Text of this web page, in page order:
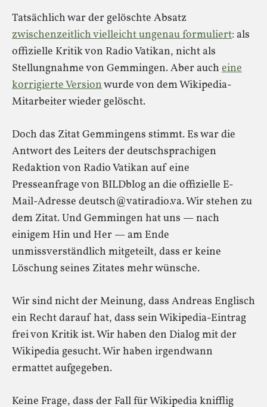
Tatsächlich war der gelöschte Absatz
zwischenzeitlich vielleicht ungenau formuliert: als
offizielle Kritik von Radio Vatikan, nicht als
Stellungnahme von Gemmingen. Aber auch eine
korrigierte Versionwurde von dem Wikipedia-
Mitarbeiter wieder gelöscht.
Doch das Zitat Gemmingens stimmt. Es war die
Antwort des Leiters der deutschsprachigen
Redaktion von Radio Vatikan auf eine
Presseanfrage von BILDblog an die offizielle E-
Mail-Adresse deutsch@vatiradio.va. Wir stehen zu
dem Zitat. Und Gemmingen hat uns — nach
einigem Hin und Her — am Ende
unmissverständlich mitgeteilt, dass er keine
Löschung seines Zitates mehr wünsche.
Wir sind nicht der Meinung, dass Andreas Englisch
ein Recht darauf hat, dass sein Wikipedia-Eintrag
frei von Kritik ist. Wir haben den Dialog mit der
Wikipedia gesucht. Wir haben irgendwann
ermattet aufgegeben.
Keine Frage, dass der Fall für Wikipedia knifflig